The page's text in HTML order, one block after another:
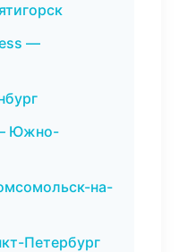
—
Южно-
на-
Петербург